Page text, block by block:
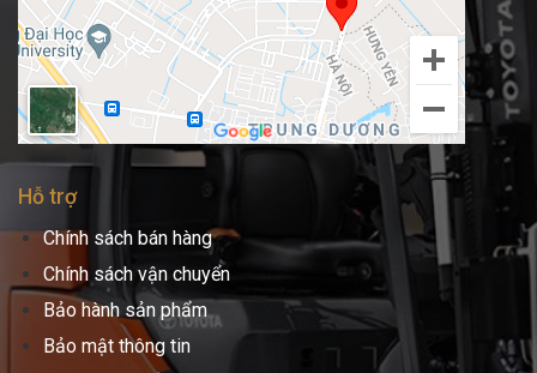
Hỗ trợ
Chính sách bán hàng
Chính sách vận chuyển
Bảo hành sản phẩm
Bảo mật thông tin